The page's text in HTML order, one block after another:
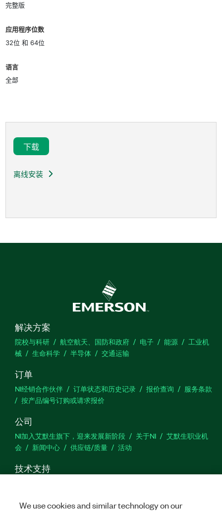
完整版
应用程序位数
32位 和 64位
语言
全部
下载
离线安装
解决方案
院校与科研 航空航天、国防和政府 电子 能源
工业机
械
生命科学 半导体 交通运输
订单
NI经销合作伙伴 订单状态和历史记录 报价查询
服务条款
按产品编号订购或请求报价
公司
NI加入艾默生旗下，迎来发展新阶段 关于NI
艾默生职业机
会
新闻中心 供应链/质量 活动
技术支持
We use cookies and similar technology on our